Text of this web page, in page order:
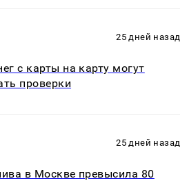
25 дней назад
с карты на карту могут
проверки
25 дней назад
в Москве превысила 80